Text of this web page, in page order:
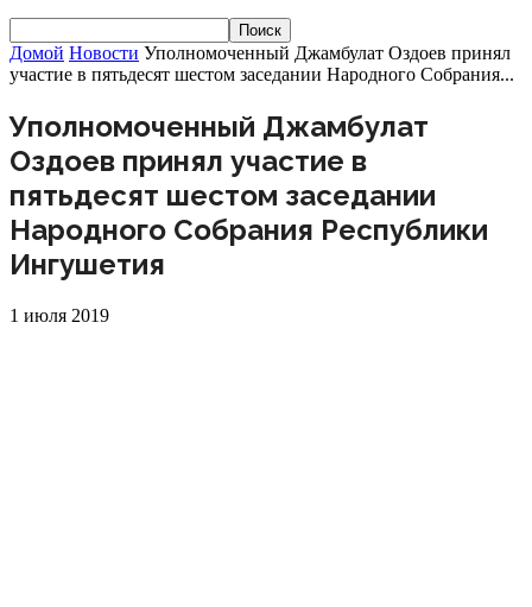
Домой Новости Уполномоченный Джамбулат Оздоев принял
участие в пятьдесят шестом заседании Народного Собрания...
Уполномоченный Джамбулат
Оздоев принял участие в
пятьдесят шестом заседании
Народного Собрания Республики
Ингушетия
1 июля 2019